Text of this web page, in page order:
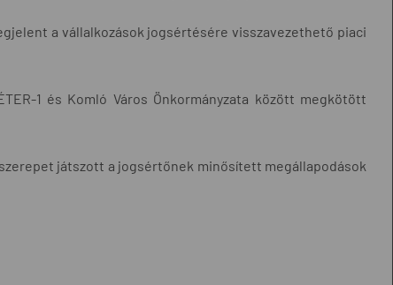
a vállalkozások jogsértésére visszavezethető piaci
1 és Komló Város Önkormányzata között megkötött
játszott a jogsértőnek minősített megállapodások